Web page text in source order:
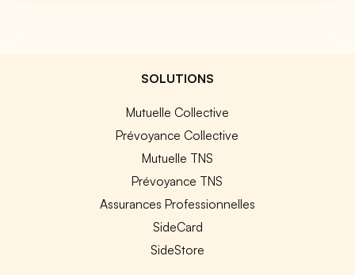
SOLUTIONS
Mutuelle Collective
Prévoyance Collective
Mutuelle TNS
Prévoyance TNS
Assurances Professionnelles
SideCard
SideStore